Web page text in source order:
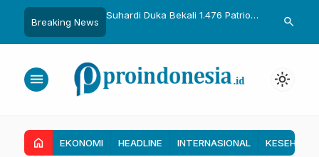
Breaking News
Gelar Sulo
Suhardi Duka Bekali 1.476 Patriot
Dasar Kebijakan Transmigrasi
Gubernur
untuk
search
menu light_mode
home EKONOMI HEADLINE INTERNASIONAL